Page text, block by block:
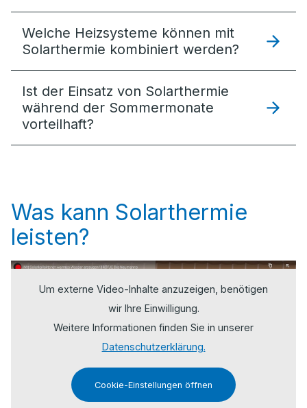
Welche Heizsysteme können mit
Solarthermie kombiniert werden?
Ist der Einsatz von Solarthermie
während der Sommermonate
vorteilhaft?
Was kann Solarthermie
leisten?
Um externe Video-Inhalte anzuzeigen, benötigen
wir Ihre Einwilligung.
Weitere Informationen finden Sie in unserer
Datenschutzerklärung.
Cookie-Einstellungen öffnen